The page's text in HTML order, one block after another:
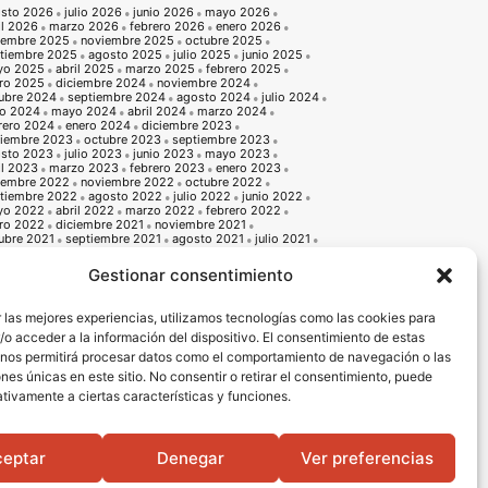
Gestionar consentimiento
las mejores experiencias, utilizamos tecnologías como las cookies para
o acceder a la información del dispositivo. El consentimiento de estas
permitirá procesar datos como el comportamiento de navegación o las
únicas en este sitio. No consentir o retirar el consentimiento, puede
a ciertas características y funciones.
Denegar Ver preferencias
2026 julio 2026 junio 2026
mayo 2026
2026
marzo 2026 febrero 2026
enero 2026
2025
noviembre 2025
octubre 2025
2025
agosto 2025 julio 2025
junio 2025
2025
abril 2025 marzo 2025
febrero 2025
2025
diciembre 2024
noviembre 2024
2024
septiembre 2024 agosto 2024
julio 2024
2024
mayo 2024 abril 2024
marzo 2024
2024
enero 2024
diciembre 2023
2023
octubre 2023
septiembre 2023
2023
julio 2023 junio 2023
mayo 2023
2023
marzo 2023 febrero 2023
enero 2023
2022
noviembre 2022
octubre 2022
2022
agosto 2022 julio 2022
junio 2022
2022
abril 2022 marzo 2022
febrero 2022
2022
diciembre 2021
noviembre 2021
2021
septiembre 2021 agosto 2021
julio 2021
enero 2021
octubre 2020
septiembre 2020
2019
noviembre 2019
octubre 2019
2019
agosto 2019 julio 2019
junio 2019
2019
abril 2019 marzo 2019
febrero 2019
2019
diciembre 2018
noviembre 2018
2018
septiembre 2018 agosto 2018
julio 2018
2018
mayo 2018 abril 2018
marzo 2018
2018
diciembre 2017
2017
mayo 2017 abril 2017
marzo 2017
2017
diciembre 2016
noviembre 2016
2016
septiembre 2016 agosto 2016
julio 2016
mayo 2016